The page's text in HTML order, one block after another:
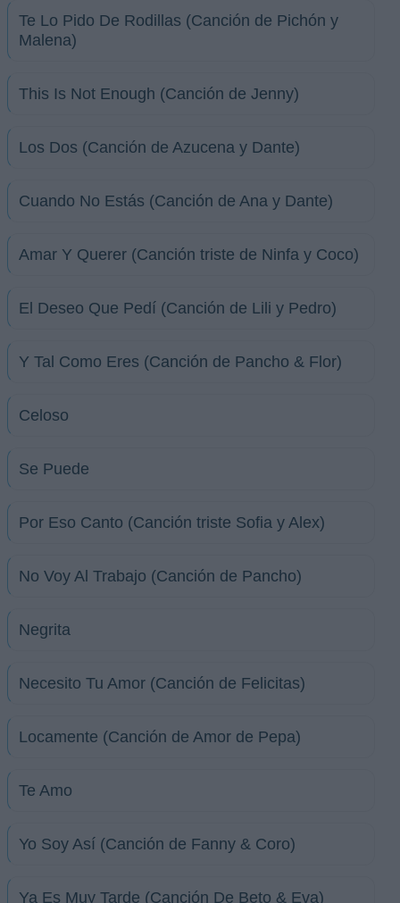
Te Lo Pido De Rodillas (Canción de Pichón y
Malena)
This Is Not Enough (Canción de Jenny)
Los Dos (Canción de Azucena y Dante)
Cuando No Estás (Canción de Ana y Dante)
Amar Y Querer (Canción triste de Ninfa y Coco)
El Deseo Que Pedí (Canción de Lili y Pedro)
Y Tal Como Eres (Canción de Pancho & Flor)
Celoso
Se Puede
Por Eso Canto (Canción triste Sofia y Alex)
No Voy Al Trabajo (Canción de Pancho)
Negrita
Necesito Tu Amor (Canción de Felicitas)
Locamente (Canción de Amor de Pepa)
Te Amo
Yo Soy Así (Canción de Fanny & Coro)
Ya Es Muy Tarde (Canción De Beto & Eva)